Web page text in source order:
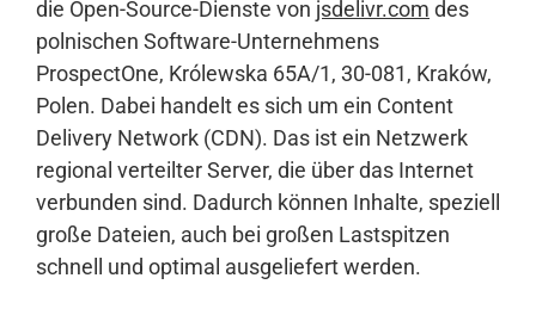
die Open-Source-Dienste von jsdelivr.com des
polnischen Software-Unternehmens
ProspectOne, Królewska 65A/1, 30-081, Kraków,
Polen. Dabei handelt es sich um ein Content
Delivery Network (CDN). Das ist ein Netzwerk
regional verteilter Server, die über das Internet
verbunden sind. Dadurch können Inhalte, speziell
große Dateien, auch bei großen Lastspitzen
schnell und optimal ausgeliefert werden.